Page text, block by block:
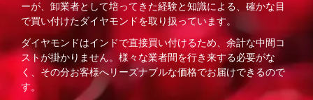
ーが、卸業者として培ってきた経験と知識による、確かな目
で買い付けたダイヤモンドを取り扱っています。
ダイヤモンドはインドで直接買い付けるため、余計な中間コ
ストが掛かりません。様々な業者間を行き来する必要がな
く、その分お客様へリーズナブルな価格でお届けできるので
す。